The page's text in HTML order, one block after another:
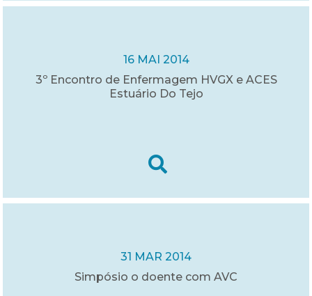
16 MAI 2014
3º Encontro de Enfermagem HVGX e ACES
Estuário Do Tejo
31 MAR 2014
Simpósio o doente com AVC